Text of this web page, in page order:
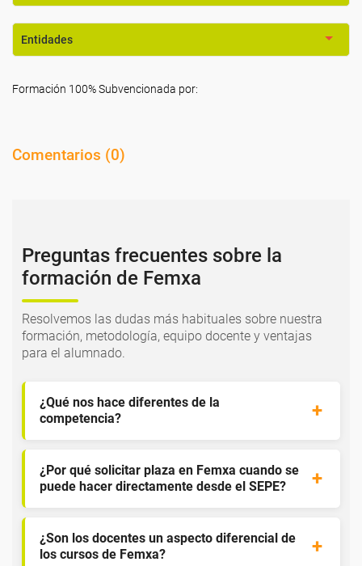
Entidades
Formación 100% Subvencionada por:
Comentarios (0)
Preguntas frecuentes sobre la
formación de Femxa
Resolvemos las dudas más habituales sobre nuestra
formación, metodología, equipo docente y ventajas
para el alumnado.
¿Qué nos hace diferentes de la
competencia?
¿Por qué solicitar plaza en Femxa cuando se
puede hacer directamente desde el SEPE?
¿Son los docentes un aspecto diferencial de
los cursos de Femxa?